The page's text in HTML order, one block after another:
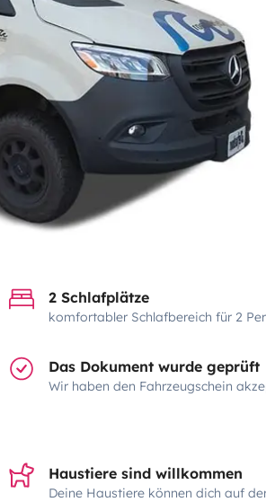
2 Schlafplätze
komfortabler Schlafbereich für 2
Das Dokument wurde geprüft
Wir haben den Fahrzeugschein
Haustiere sind willkommen
Deine Haustiere können dich auf